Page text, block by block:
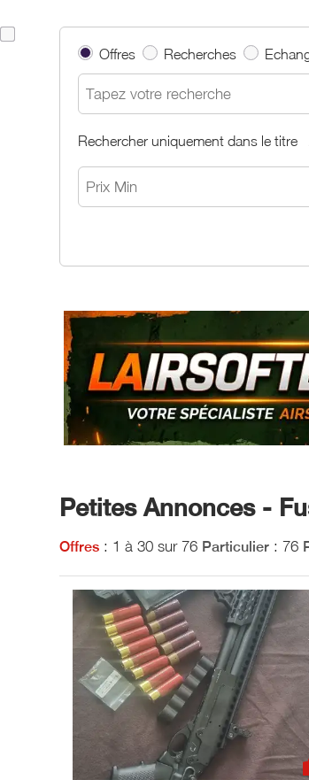
Offres Recherches
Rechercher uniquement dans le titre
Petites Annonces -
Offres : 1 à 30 sur 76 Particulier : 76